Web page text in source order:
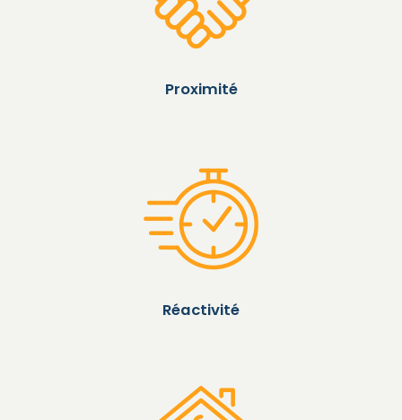
Proximité
Réactivité